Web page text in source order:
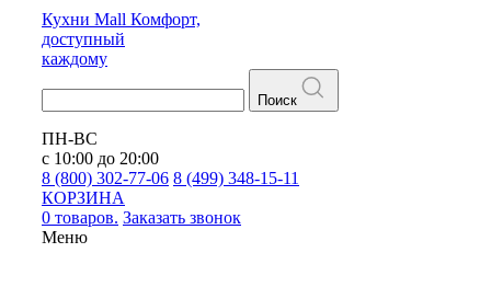
Кухни Mall Комфорт,
доступный
каждому
Поиск
ПН-ВС
с 10:00 до 20:00
8 (800) 302-77-06 8 (499) 348-15-11
КОРЗИНА
0 товаров. Заказать звонок
Меню